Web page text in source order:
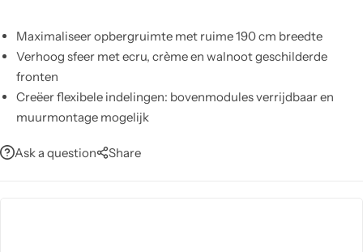
Maximaliseer opbergruimte met ruime 190 cm breedte
Verhoog sfeer met ecru, crème en walnoot geschilderde
fronten
Creëer flexibele indelingen: bovenmodules verrijdbaar en
muurmontage mogelijk
woonopstelling
Ask a question Share